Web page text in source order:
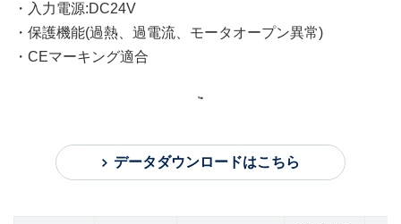
・入力電源:DC24V
・保護機能(過熱、過電流、モータオープン異常)
・CEマーキング適合
データダウンロードはこちら